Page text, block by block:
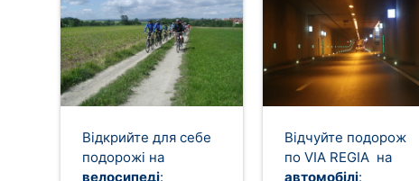
Відкрийте для себе
подорожі на
велосипеді:
Відчуйте подорож
по VIA REGIA на
автомобілі: